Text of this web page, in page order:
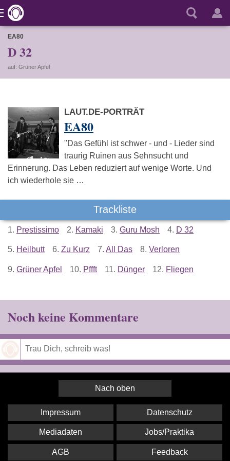
EA80
D 32
auf: Grüner Apfel
LAUT.DE-PORTRÄT
EA80
"Das Gefühl ist schwer - und - Lieder sind
traurig Ruinen aus Sehnsucht und
Erinnerung. Das Leben reduziert auf wenige Worte. Und
ich wiederhole sie …
Trackliste
1. Prestissimo 2. Kamaki 3. Guru Mosh 4. D 32
5. Heilbutt 6. Zu Kurz 7. All Das 8. Verloren
9. Grüner Apfel 10. Pffft 11. Dünger 12. Fliegen
Noch keine Kommentare
Nach oben
Impressum Datenschutz
Mediadaten Jobs/Praktika
AGB Feedback